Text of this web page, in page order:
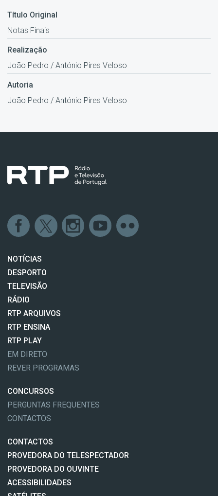
Título Original
Notas Finais
Realização
João Pedro / António Pires Veloso
Autoria
João Pedro / António Pires Veloso
NOTÍCIAS
DESPORTO
TELEVISÃO
RÁDIO
RTP ARQUIVOS
RTP ENSINA
RTP PLAY
EM DIRETO
REVER PROGRAMAS
CONCURSOS
PERGUNTAS FREQUENTES
CONTACTOS
CONTACTOS
PROVEDORA DO TELESPECTADOR
PROVEDORA DO OUVINTE
ACESSIBILIDADES